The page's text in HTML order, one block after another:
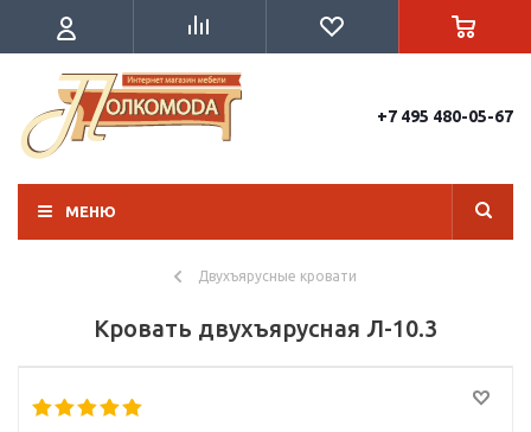
+7 495 480-05-67
МЕНЮ
Двухъярусные кровати
Кровать двухъярусная Л-10.3